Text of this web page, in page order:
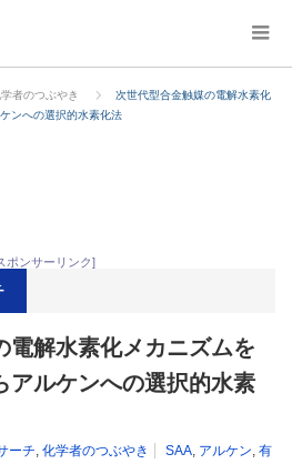
者のつぶやき
次世代型合金触媒の電解水素化
ンへの選択的水素化法
ポンサーリンク]
電解水素化メカニズムを
アルケンへの選択的水素
ーチ, 化学者のつぶやき SAA, アルケン, 有